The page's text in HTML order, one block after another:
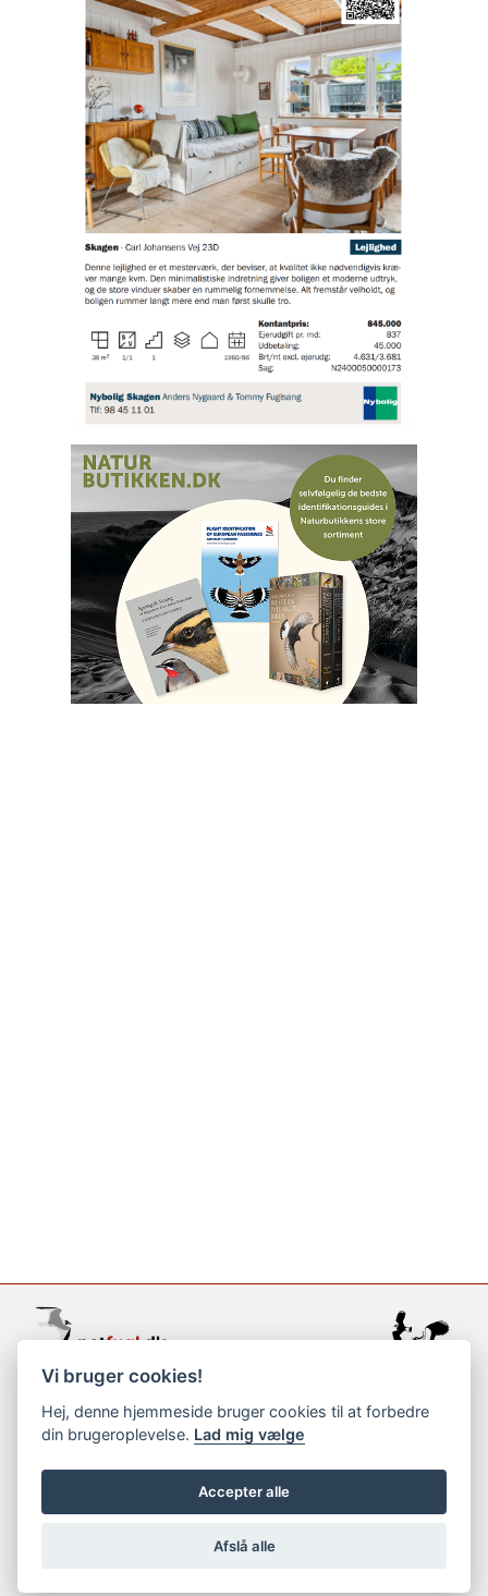
support@netfugl.dk
copyright © 2002-2023
Vi bruger cookies!
Hej, denne hjemmeside bruger cookies til at forbedre
din brugeroplevelse. Lad mig vælge
Accepter alle
Afslå alle